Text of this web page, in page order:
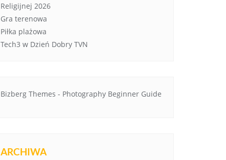
Religijnej 2026
Gra terenowa
Piłka plażowa
Tech3 w Dzień Dobry TVN
Bizberg Themes - Photography Beginner Guide
ARCHIWA